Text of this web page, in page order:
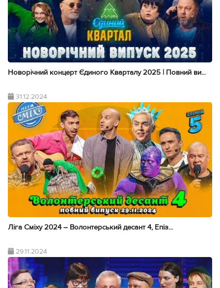
Новорічний концерт Єдиного Кварталу 2025 | Повний ви...
31.12.2024
Ліга Сміху 2024 – Волонтерський десант 4, Епіз...
29.11.2024